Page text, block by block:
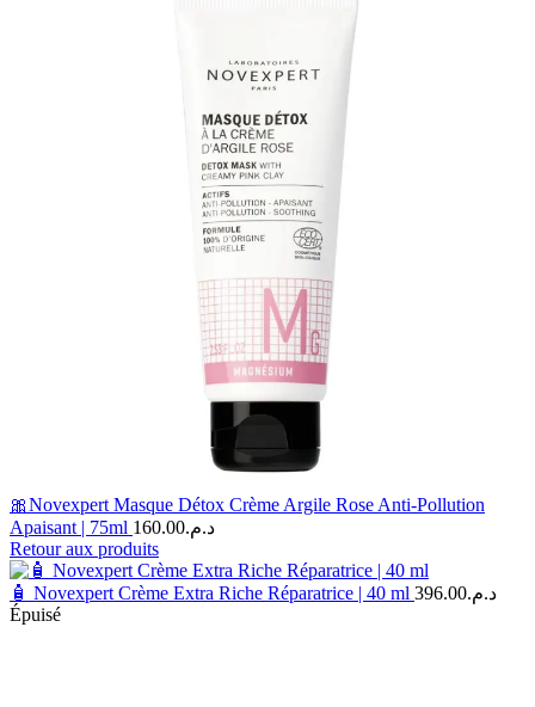
🎀Novexpert Masque Détox Crème Argile Rose Anti-Pollution
Apaisant | 75ml
د.م.160.00
Retour aux produits
🧴 Novexpert Crème Extra Riche Réparatrice | 40 ml د.م.396.00
Épuisé